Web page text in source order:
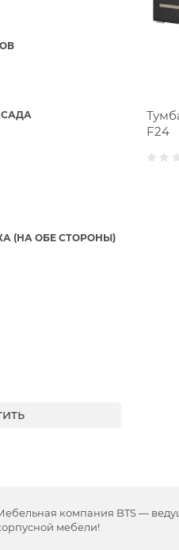
(НА ОБЕ СТОРОНЫ)
F24
компания BTS —
мебели!